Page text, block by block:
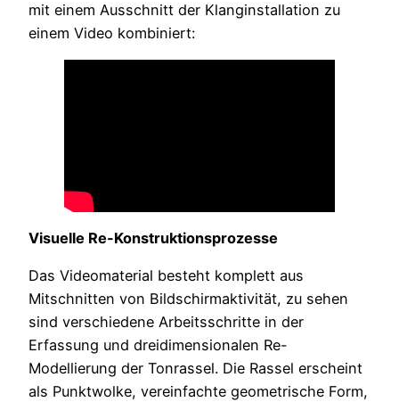
mit einem Ausschnitt der Klanginstallation zu
einem Video kombiniert:
Visuelle Re-Konstruktionsprozesse
Das Videomaterial besteht komplett aus
Mitschnitten von Bildschirmaktivität, zu sehen
sind verschiedene Arbeitsschritte in der
Erfassung und dreidimensionalen Re-
Modellierung der Tonrassel. Die Rassel erscheint
als Punktwolke, vereinfachte geometrische Form,